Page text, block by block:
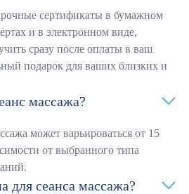
сертификаты в бумажном
и в электронном виде,
сразу после оплаты в ваш
подарок для ваших близких и
массажа?
может варьироваться от 15
от выбранного типа
для сеанса массажа?